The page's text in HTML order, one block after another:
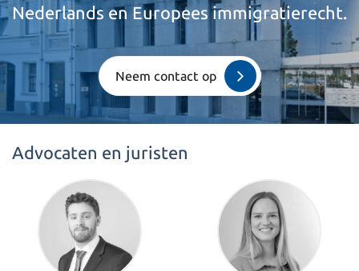
Nederlands en Europees immigratierecht.
Neem contact op
Advocaten en juristen